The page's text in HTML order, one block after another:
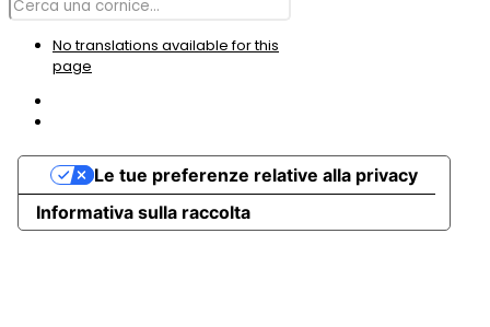
No translations available for this
page
Informativa sulla raccolta
Le tue preferenze relative alla privacy